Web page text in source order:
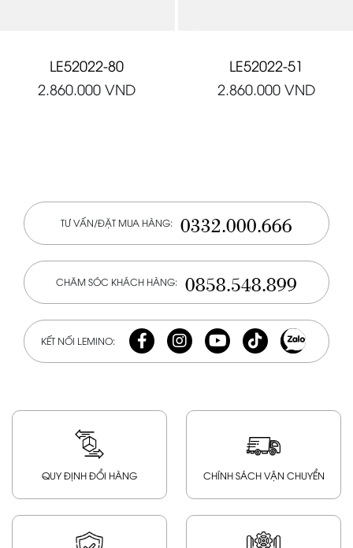
LE52022-80
2.860.000 VND
LE52022-51
2.860.000 VND
TƯ VẤN/ĐẶT MUA HÀNG: 0332.000.666
CHĂM SÓC KHÁCH HÀNG: 0858.548.899
KẾT NỐI LEMINO:
QUY ĐỊNH ĐỔI HÀNG CHÍNH SÁCH VẬN CHUYỂN